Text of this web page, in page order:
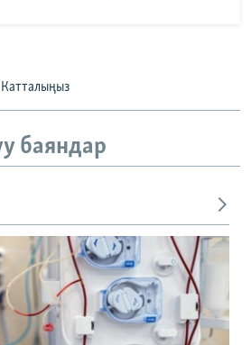
Катталыңыз
баяндар